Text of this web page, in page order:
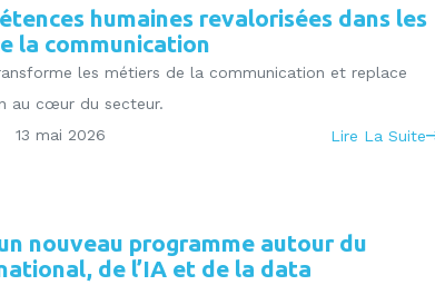
humaines revalorisées dans les
la communication
les métiers de la communication et replace
au cœur du secteur.
13 mai 2026 Lire La Suite
un nouveau programme autour du
de l’IA et de la data